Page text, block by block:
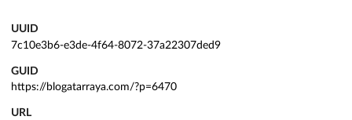
UUID
7c10e3b6-e3de-4f64-8072-37a22307ded9
GUID
https://blogatarraya.com/?p=6470
URL